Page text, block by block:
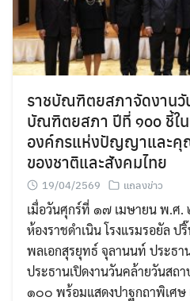
ราชบัณฑิตยสภาจัดงานวั
บัณฑิตยสภา ปีที่ ๑๐๐ ชี้ใ
องค์กรแห่งปัญญาและคุ
ของชาติและสังคมไทย
19/04/2569 แถลงข่าว
เมื่อวันศุกร์ที่ ๑๗ เมษายน พ.ศ
ห้องราชดำเนิน โรงแรมรอยัล ป
พลเอกสุรยุทธ์ จุลานนท์ ประธา
ประธานเปิดงานวันคล้ายวันส
๑๐๐ พร้อมแสดงปาฐกถาพิเศษ